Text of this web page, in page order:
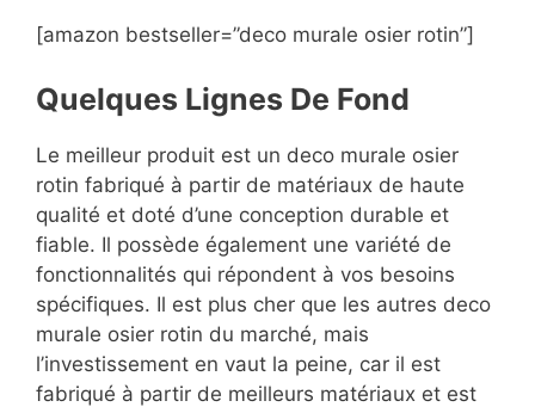
[amazon bestseller=”deco murale osier rotin”]
Quelques Lignes De Fond
Le meilleur produit est un deco murale osier
rotin fabriqué à partir de matériaux de haute
qualité et doté d’une conception durable et
fiable. Il possède également une variété de
fonctionnalités qui répondent à vos besoins
spécifiques. Il est plus cher que les autres deco
murale osier rotin du marché, mais
l’investissement en vaut la peine, car il est
fabriqué à partir de meilleurs matériaux et est